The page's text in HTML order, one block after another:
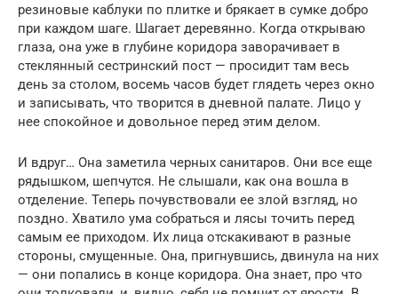
резиновые каблуки по плитке и брякает в сумке добро
при каждом шаге. Шагает деревянно. Когда открываю
глаза, она уже в глубине коридора заворачивает в
стеклянный сестринский пост — просидит там весь
день за столом, восемь часов будет глядеть через окно
и записывать, что творится в дневной палате. Лицо у
нее спокойное и довольное перед этим делом.
И вдруг… Она заметила черных санитаров. Они все еще
рядышком, шепчутся. Не слышали, как она вошла в
отделение. Теперь почувствовали ее злой взгляд, но
поздно. Хватило ума собраться и лясы точить перед
самым ее приходом. Их лица отскакивают в разные
стороны, смущенные. Она, пригнувшись, двинула на них
— они попались в конце коридора. Она знает, про что